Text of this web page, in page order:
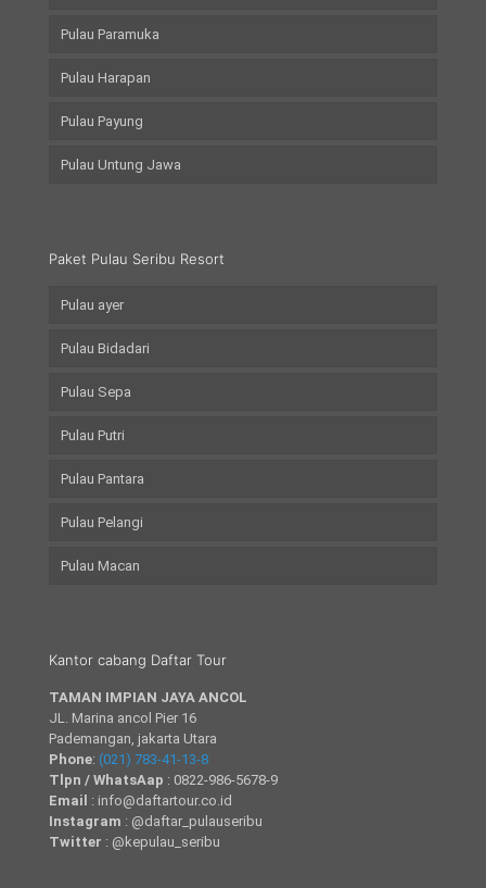
Pulau Paramuka
Pulau Harapan
Pulau Payung
Pulau Untung Jawa
Paket Pulau Seribu Resort
Pulau ayer
Pulau Bidadari
Pulau Sepa
Pulau Putri
Pulau Pantara
Pulau Pelangi
Pulau Macan
Kantor cabang Daftar Tour
TAMAN IMPIAN JAYA ANCOL
JL. Marina ancol Pier 16
Pademangan, jakarta Utara
Phone: (021) 783-41-13-8
Tlpn / WhatsAap : 0822-986-5678-9
Email : info@daftartour.co.id
Instagram : @daftar_pulauseribu
Twitter : @kepulau_seribu